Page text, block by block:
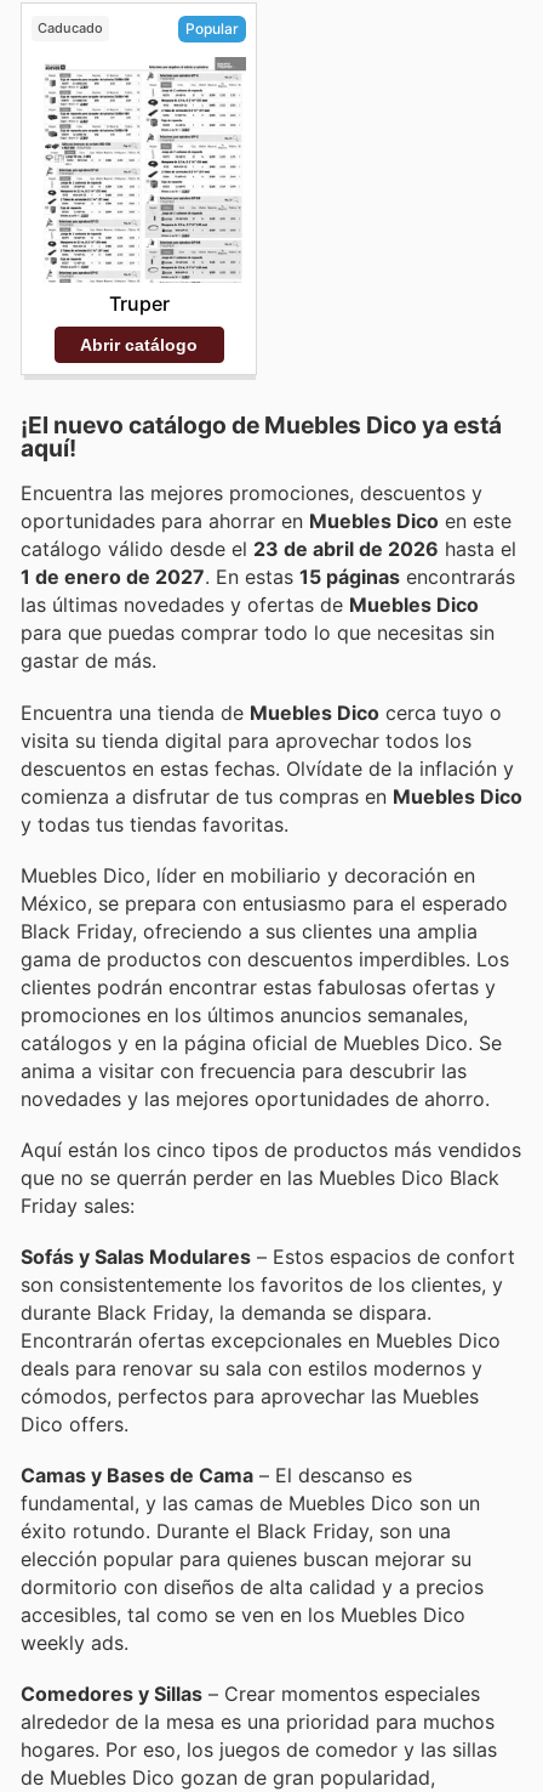
Caducado Popular
Truper
Abrir catálogo
¡El nuevo catálogo de Muebles Dico ya está
aquí!
Encuentra las mejores promociones, descuentos y
oportunidades para ahorrar en Muebles Dico en este
catálogo válido desde el 23 de abril de 2026 hasta el
1 de enero de 2027 . En estas 15 páginas encontrarás
las últimas novedades y ofertas de Muebles Dico
para que puedas comprar todo lo que necesitas sin
gastar de más.
Encuentra una tienda de Muebles Dico cerca tuyo o
visita su tienda digital para aprovechar todos los
descuentos en estas fechas. Olvídate de la inflación y
comienza a disfrutar de tus compras en Muebles Dico
y todas tus tiendas favoritas.
Muebles Dico, líder en mobiliario y decoración en
México, se prepara con entusiasmo para el esperado
Black Friday, ofreciendo a sus clientes una amplia
gama de productos con descuentos imperdibles. Los
clientes podrán encontrar estas fabulosas ofertas y
promociones en los últimos anuncios semanales,
catálogos y en la página oficial de Muebles Dico. Se
anima a visitar con frecuencia para descubrir las
novedades y las mejores oportunidades de ahorro.
Aquí están los cinco tipos de productos más vendidos
que no se querrán perder en las Muebles Dico Black
Friday sales:
Sofás y Salas Modulares – Estos espacios de confort
son consistentemente los favoritos de los clientes, y
durante Black Friday, la demanda se dispara.
Encontrarán ofertas excepcionales en Muebles Dico
deals para renovar su sala con estilos modernos y
cómodos, perfectos para aprovechar las Muebles
Dico offers.
Camas y Bases de Cama – El descanso es
fundamental, y las camas de Muebles Dico son un
éxito rotundo. Durante el Black Friday, son una
elección popular para quienes buscan mejorar su
dormitorio con diseños de alta calidad y a precios
accesibles, tal como se ven en los Muebles Dico
weekly ads.
Comedores y Sillas – Crear momentos especiales
alrededor de la mesa es una prioridad para muchos
hogares. Por eso, los juegos de comedor y las sillas
de Muebles Dico gozan de gran popularidad,